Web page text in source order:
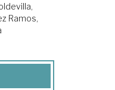
Ramos,